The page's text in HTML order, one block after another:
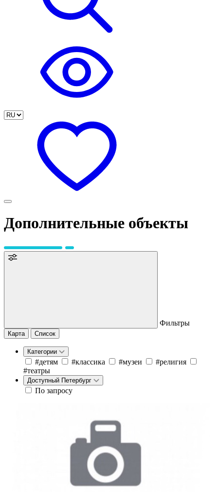
Дополнительные объекты
Фильтры
Карта Список
Категории
#детям #классика #музеи
#религия
#театры
Доступный Петербург
По запросу